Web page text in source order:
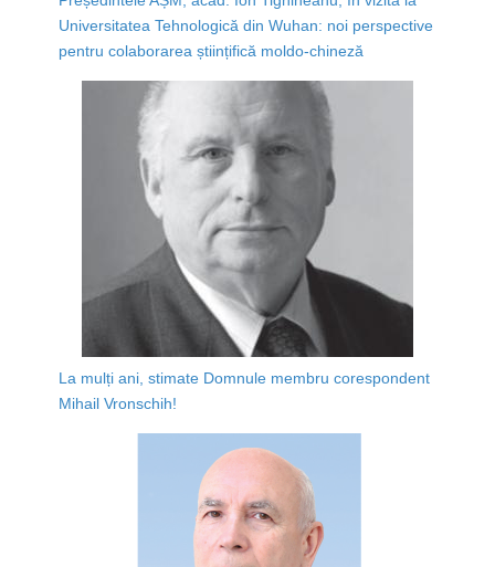
Universitatea Tehnologică din Wuhan: noi perspective
pentru colaborarea științifică moldo-chineză
La mulți ani, stimate Domnule membru corespondent
Mihail Vronschih!